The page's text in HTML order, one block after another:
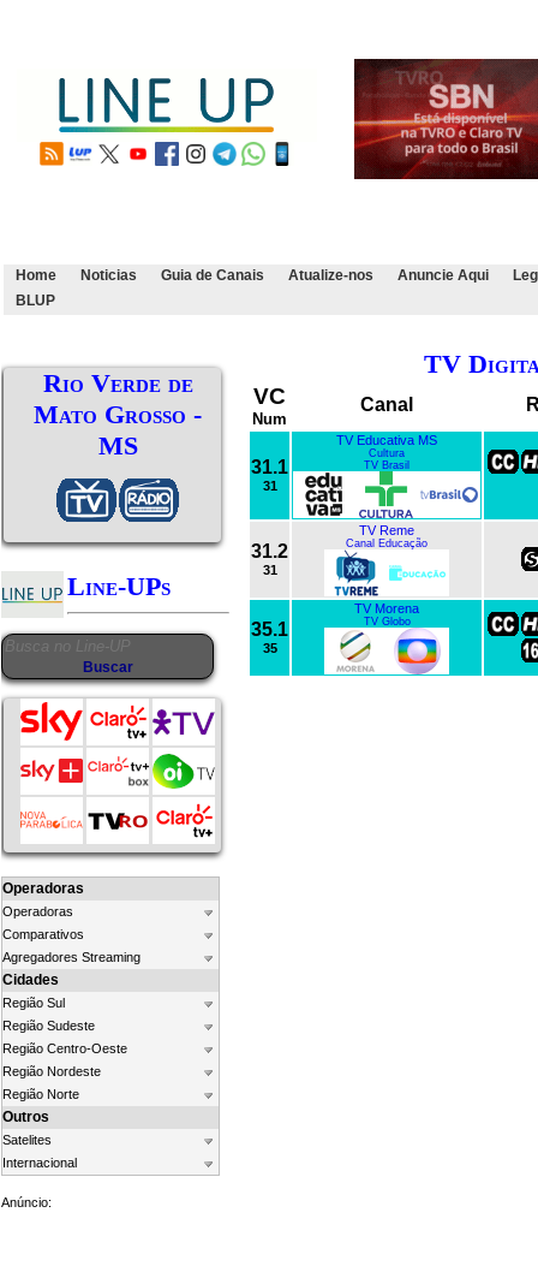
Home Noticias Guia de Canais Atualize-nos Anuncie Aqui
BLUP
Rio Verde de
Mato Grosso -
MS
Line-UPs
Operadoras
Operadoras
Comparativos
Agregadores Streaming
Cidades
Região Sul
Região Sudeste
Região Centro-Oeste
Região Nordeste
Região Norte
Outros
Satelites
Internacional
Anúncio:
TV
VC
Num
Canal
31.1
31
TV Educativa MS
Cultura
TV Brasil
31.2
31
TV Reme
Canal Educação
35.1
35
TV Morena
TV Globo